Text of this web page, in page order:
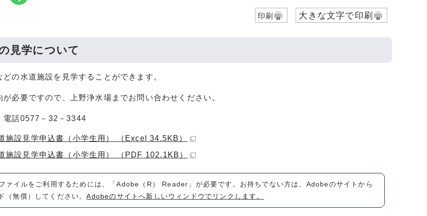
印刷 大きな文字で印刷
見学について
どの水道施設を見学することができます。
が必要ですので、上野浄水場までお問い合わせください。
電話0577－32－3344
施設見学申込書（小学生用） （Excel 34.5KB）
施設見学申込書（小学生用） （PDF 102.1KB）
ァイルをご利用するためには、「Adobe（R） Reader」が必要です。お持ちでない方は、Adobeのサイトから
（無償）してください。Adobeのサイトへ新しいウィンドウでリンクします。